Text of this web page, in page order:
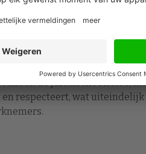
basis van geslacht, afkomst,
van HR-
houden, waardoor niet
ook een inclusieve en
bevorderd. Door zich in te
de juridische risico’s,
respecteert, wat